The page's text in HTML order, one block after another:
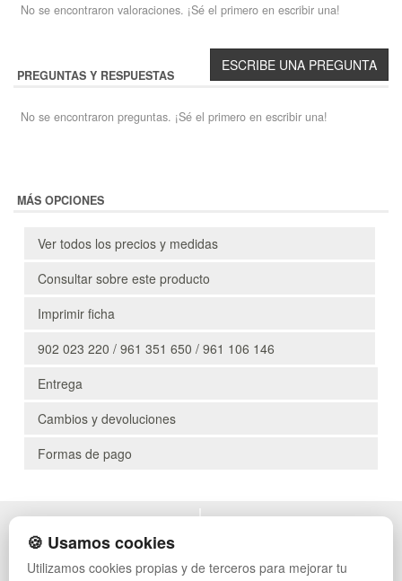
No se encontraron valoraciones. ¡Sé el primero en escribir una!
PREGUNTAS Y RESPUESTAS
No se encontraron preguntas. ¡Sé el primero en escribir una!
MÁS OPCIONES
Ver todos los precios y medidas
Consultar sobre este producto
Imprimir ficha
902 023 220 / 961 351 650 / 961 106 146
Entrega
Cambios y devoluciones
Formas de pago
POLÍTICA DE PRIVACIDAD
CONDICIONES DE USO
CAMBIOS Y DEVOLUCIONES
MUEBLES VINTAGE
🍪 Usamos cookies
Utilizamos cookies propias y de terceros para mejorar tu